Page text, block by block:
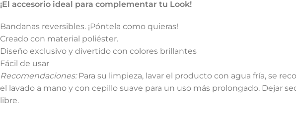
¡El accesorio ideal para complementar tu Look!
Bandanas reversibles. ¡Póntela como quieras!
Creado con material poliéster.
Diseño exclusivo y divertido con colores brillantes
Fácil de usar
Recomendaciones:Para su limpieza, lavar el producto con agua fría, se
el lavado a mano y con cepillo suave para un uso más prolongado. Dejar
libre.